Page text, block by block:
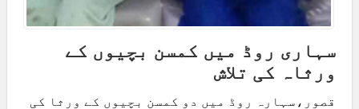
سہاری روڈ میں کمسن بچیوں کے
ورثاہ کی تلاش
قصور،سہارہ روڈ میں دو کمسن بچیوں کے ورثا کی